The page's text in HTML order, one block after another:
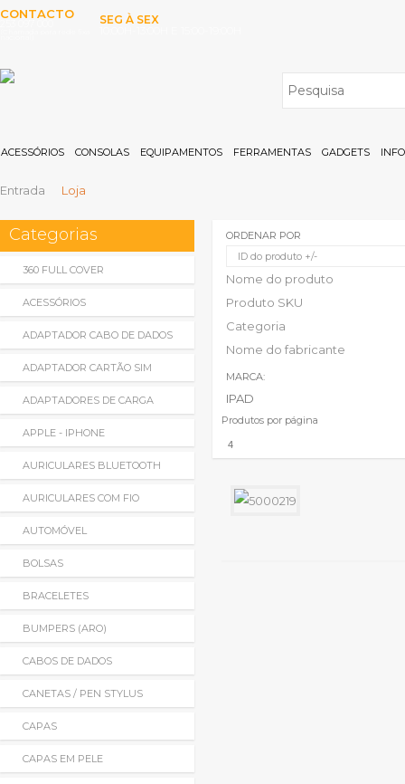
CONTACTO
SEG À SEX
ACESSÓRIOS CONSOLAS EQUIPAMENTOS FERRAMENTAS GADGETS
Entrada Loja
Categorias
360 FULL COVER
ACESSÓRIOS
ADAPTADOR CABO DE DADOS
ADAPTADOR CARTÃO SIM
ADAPTADORES DE CARGA
APPLE - IPHONE
AURICULARES BLUETOOTH
AURICULARES COM FIO
AUTOMÓVEL
BOLSAS
BRACELETES
BUMPERS (ARO)
CABOS DE DADOS
CANETAS / PEN STYLUS
CAPAS
CAPAS EM PELE
ORDENAR POR
ID do produto +/-
Nome do produto
Produto SKU
Categoria
Nome do fabricante
MARCA:
IPAD
Produtos por página